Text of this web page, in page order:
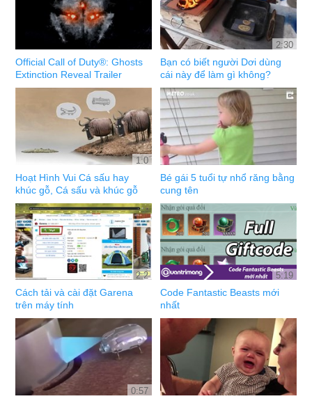
Official Call of Duty®: Ghosts
Extinction Reveal Trailer
2:30
Bạn có biết người Dơi dùng
cái này để làm gì không?
1:0
Hoạt Hình Vui Cá sấu hay
khúc gỗ, Cá sấu và khúc gỗ
Bé gái 5 tuổi tự nhổ răng bằng
cung tên
2:2
Cách tải và cài đặt Garena
trên máy tính
5:19
Code Fantastic Beasts mới
nhất
0:57